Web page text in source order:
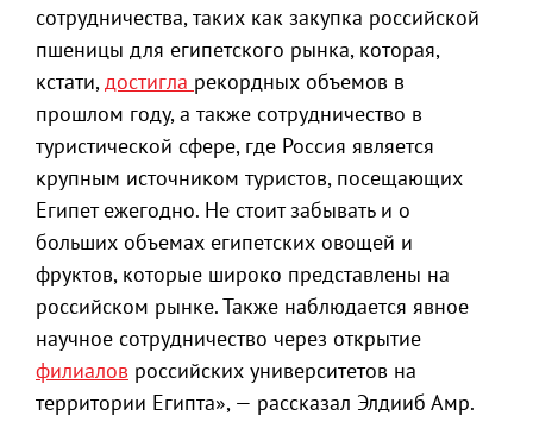
сотрудничества, таких как закупка российской
пшеницы для египетского рынка, которая,
кстати, достигла рекордных объемов в
прошлом году, а также сотрудничество в
туристической сфере, где Россия является
крупным источником туристов, посещающих
Египет ежегодно. Не стоит забывать и о
больших объемах египетских овощей и
фруктов, которые широко представлены на
российском рынке. Также наблюдается явное
научное сотрудничество через открытие
филиалов российских университетов на
территории Египта», — рассказал Элдииб Амр.